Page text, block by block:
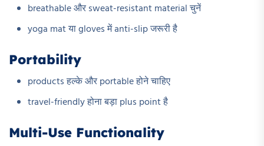
breathable और sweat-resistant material चुनें
yoga mat या gloves में anti-slip जरूरी है
Portability
products हल्के और portable होने चाहिए
travel-friendly होना बड़ा plus point है
Multi-Use Functionality